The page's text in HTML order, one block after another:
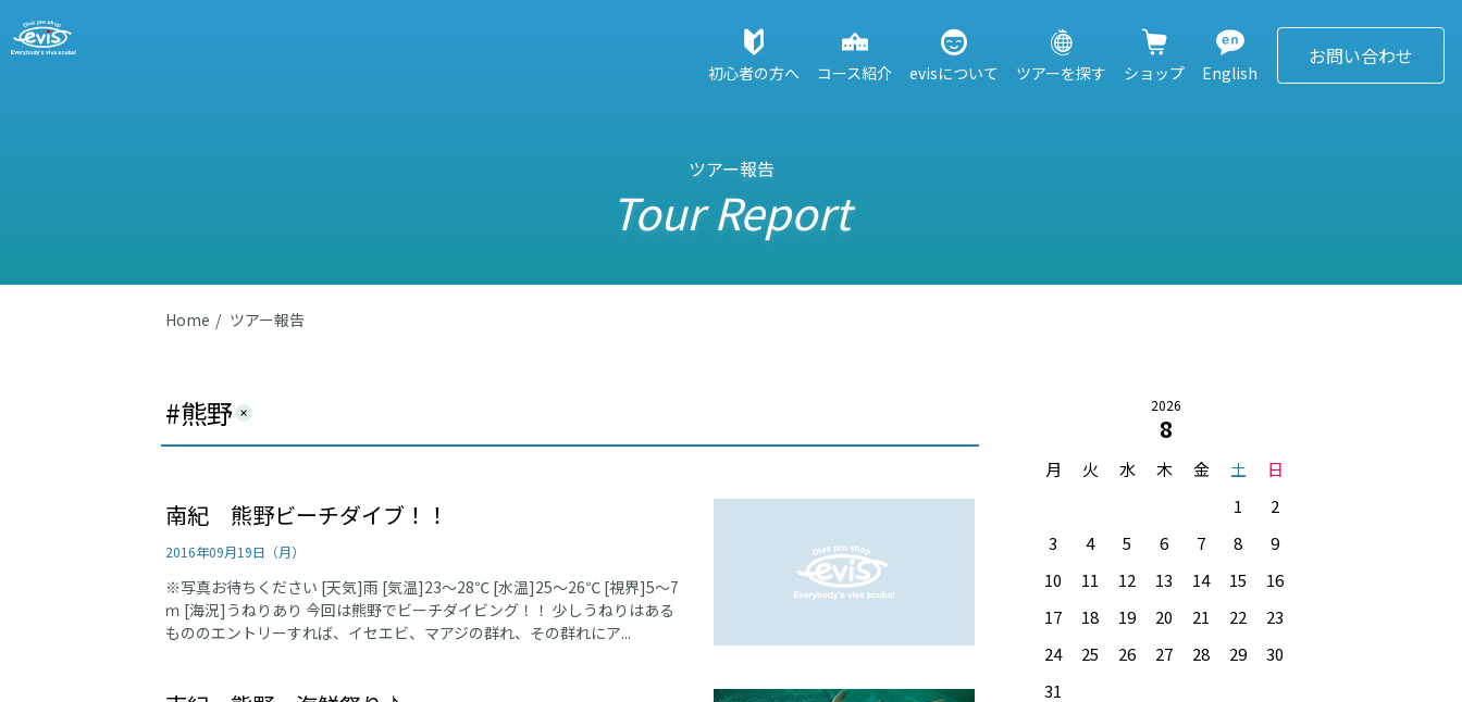
初心者の方へ コース紹介 evisについて ツアーを探す ショップ English
お問い合わせ
ツアー報告
Tour Report
Home ツアー報告
#熊野
南紀 熊野ビーチダイブ！！
2016年09月19日（月）
※写真お待ちください [天気]雨 [気温]23〜28℃ [水温]25〜26℃ [視界]5〜7
ｍ [海況]うねりあり 今回は熊野でビーチダイビング！！ 少しうねりはある
もののエントリーすれば、イセエビ、マアジの群れ、その群れにア...
2026
8
月 火 水 木 金 土
日
1
2
3
4 5 6 7 8
9
10
11 12 13 14 15
16
17
18 19 20 21 22
23
24
25 26 27 28 29
30
31